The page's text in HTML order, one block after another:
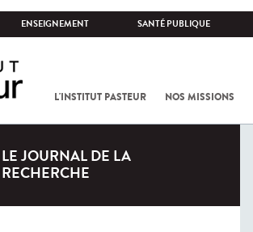
ENSEIGNEMENT SANTÉ PUBLIQUE
L'INSTITUT PASTEUR NOS MISSIONS
LE JOURNAL DE LA
RECHERCHE